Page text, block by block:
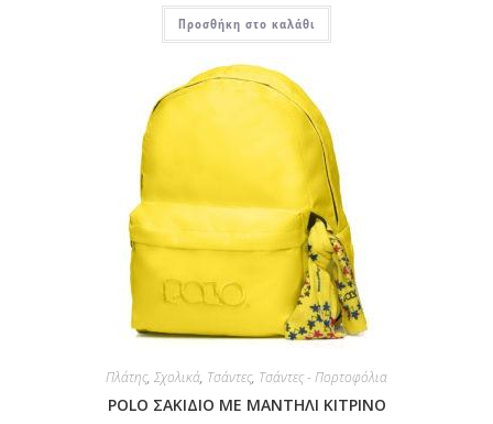
Προσθήκη στο καλάθι
Πλάτης, Σχολικά, Τσάντες, Τσάντες - Πορτοφόλια
POLO ΣΑΚΙΔΙΟ ΜΕ ΜΑΝΤΗΛΙ ΚΙΤΡΙΝΟ